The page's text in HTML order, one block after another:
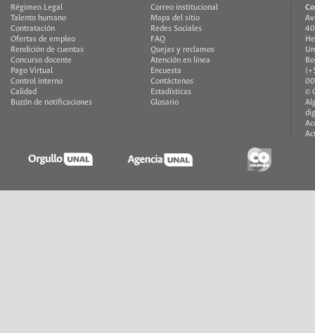
Régimen Legal
Talento humano
Contratación
Ofertas de empleo
Rendición de cuentas
Concurso docente
Pago Virtual
Control interno
Calidad
Buzón de notificaciones
Correo institucional
Mapa del sitio
Redes Sociales
FAQ
Quejas y reclamos
Atención en línea
Encuesta
Contáctenos
Estadísticas
Glosario
©